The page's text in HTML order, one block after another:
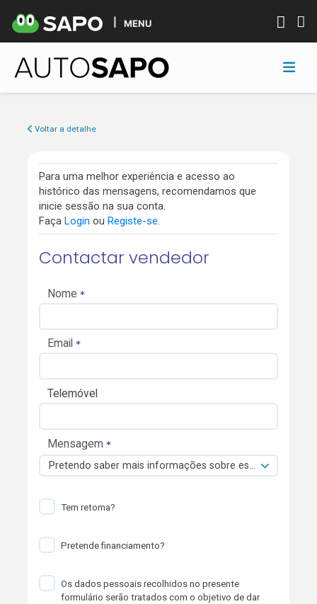
MENU
Voltar a detalhe
Para uma melhor experiência e acesso ao
histórico das mensagens, recomendamos que
inicie sessão na sua conta.
Faça Login ou Registe-se.
Contactar vendedor
Nome
Email
Telemóvel
Mensagem
Pretendo saber mais informações sobre esta viatura.
Tem retoma?
Pretende financiamento?
Os dados pessoais recolhidos no presente
formulário serão tratados com o objetivo de dar